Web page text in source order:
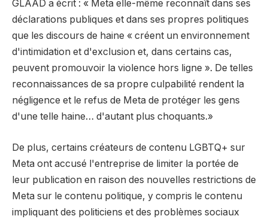
GLAAD a écrit : « Meta elle-même reconnaît dans ses
déclarations publiques et dans ses propres politiques
que les discours de haine « créent un environnement
d'intimidation et d'exclusion et, dans certains cas,
peuvent promouvoir la violence hors ligne ». De telles
reconnaissances de sa propre culpabilité rendent la
négligence et le refus de Meta de protéger les gens
d'une telle haine… d'autant plus choquants.»
De plus, certains créateurs de contenu LGBTQ+ sur
Meta ont accusé l'entreprise de limiter la portée de
leur publication en raison des nouvelles restrictions de
Meta sur le contenu politique, y compris le contenu
impliquant des politiciens et des problèmes sociaux